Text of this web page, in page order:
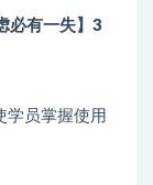
有一失】 3
学员掌握使用